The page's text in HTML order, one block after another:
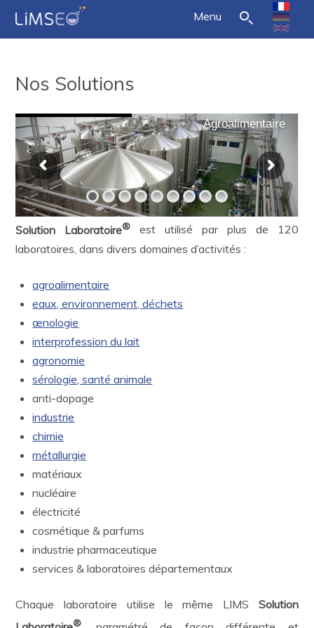
Menu
Nos Solutions
Agroalimentaire
Solution Laboratoire®
est utilisé par plus de 120
laboratoires, dans divers domaines d’activités :
agroalimentaire
eaux, environnement, déchets
œnologie
interprofession du lait
agronomie
sérologie, santé animale
anti-dopage
industrie
chimie
métallurgie
matériaux
nucléaire
électricité
cosmétique & parfums
industrie pharmaceutique
services & laboratoires départementaux
Chaque laboratoire utilise le même LIMS Solution
®